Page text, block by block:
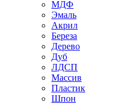
МДФ
Эмаль
Акрил
Береза
Дерево
Дуб
ЛДСП
Массив
Пластик
Шпон